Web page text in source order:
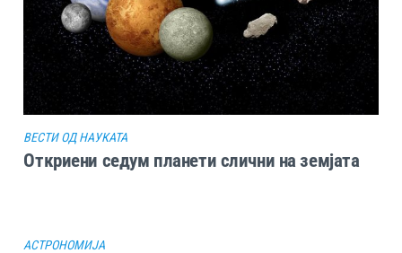
ВЕСТИ ОД НАУКАТА
Откриени седум планети слични на земјата
АСТРОНОМИЈА